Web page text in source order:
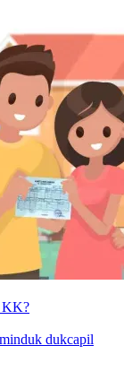
KK?
dukcapil